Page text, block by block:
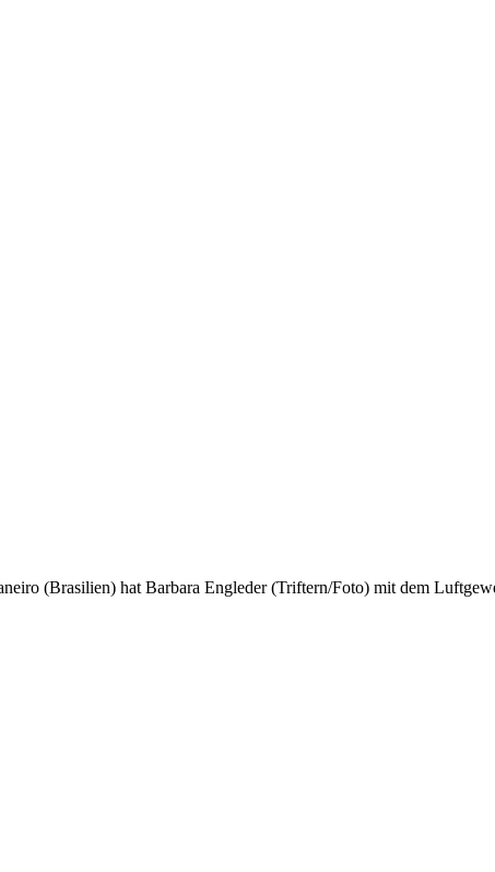
(Brasilien) hat Barbara Engleder (Triftern/Foto) mit dem